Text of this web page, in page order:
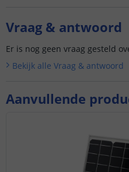
Aanvullende
Vraag & antwoord
Er is nog geen vraag gesteld
Bekijk alle Vraag & antwoord